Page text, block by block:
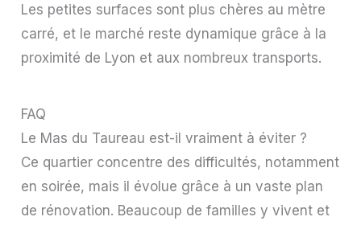
Les petites surfaces sont plus chères au mètre
carré, et le marché reste dynamique grâce à la
proximité de Lyon et aux nombreux transports.
FAQ
Le Mas du Taureau est-il vraiment à éviter ?
Ce quartier concentre des difficultés, notamment
en soirée, mais il évolue grâce à un vaste plan
de rénovation. Beaucoup de familles y vivent et